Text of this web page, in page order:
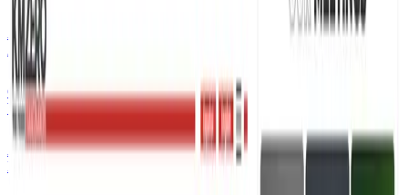
Agente WhatsApp IA
Atención 24/7 automatizada
Chatbot IA Empresarial
Web + WhatsApp + dashboard
Análisis de Datos con IA
Modelos predictivos + alertas